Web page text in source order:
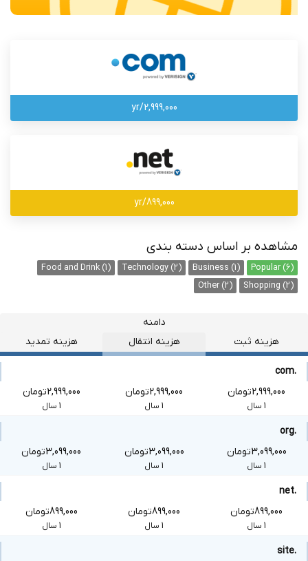
2,999,000/yr
899,000/yr
مشاهده بر اساس دسته بندی
Popular (6)
Business (1)
Technology (2)
Food and Drink (1)
Shopping (2)
Other (2)
دامنه
هزینه ثبت
هزینه انتقال هزینه تمدید
.com
2,999,000تومان
1 سال
2,999,000تومان
1 سال
2,999,000تومان
1 سال
.org
3,099,000تومان
1 سال
3,099,000تومان
1 سال
3,099,000تومان
1 سال
.net
899,000تومان
1 سال
899,000تومان
1 سال
899,000تومان
1 سال
.site